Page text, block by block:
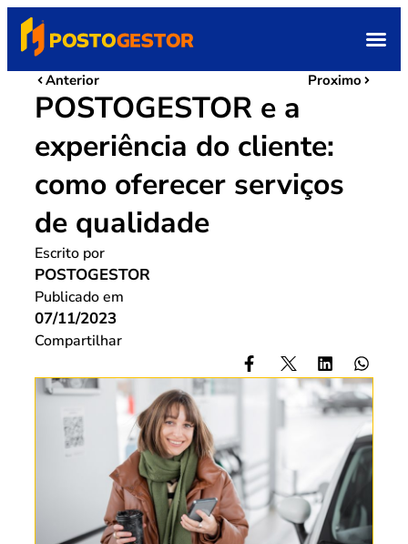
Anterior Proximo
POSTOGESTOR e a
experiência do cliente:
como oferecer serviços
de qualidade
Escrito por
POSTOGESTOR
Publicado em
07/11/2023
Compartilhar